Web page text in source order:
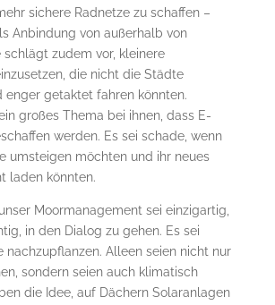
sichere Radnetze zu schaffen –
Anbindung von außerhalb von
schlägt zudem vor, kleinere
die nicht die Städte
enger getaktet fahren könnten.
großes Thema bei ihnen, dass E-
werden. Es sei schade, wenn
umsteigen möchten und ihr neues
laden könnten.
Moormanagement sei einzigartig,
in den Dialog zu gehen. Es sei
nachzupflanzen. Alleen seien nicht nur
sondern seien auch klimatisch
die Idee, auf Dächern Solaranlagen